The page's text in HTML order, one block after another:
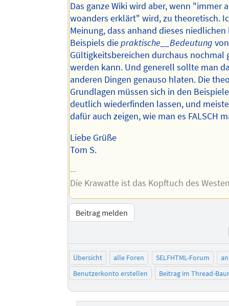
Das ganze Wiki wird aber, wenn "immer
woanders erklärt" wird, zu theoretisch.
Meinung, dass anhand dieses
Beispiels diepraktische__Bedeutung von
Gültigkeitsbereichen durchaus nochmal
werden kann. Und generell sollte man
anderen Dingen genauso hlaten. Die
Grundlagen müssen sich in den
deutlich wiederfinden lassen, und
dafür auch zeigen, wie man es FALSCH
Liebe Grüße
Tom S.
--
Die Krawatte ist das Kopftuch des
Beitrag melden
Übersicht alle Foren SELFHTML-Forum
Benutzerkonto erstellen
Beitrag im Thread-